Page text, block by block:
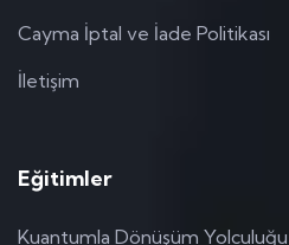
Cayma İptal ve İade Politikası
İletişim
Eğitimler
Kuantumla Dönüşüm